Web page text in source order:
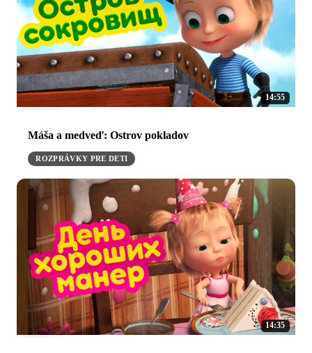
14:55
Máša a medveď: Ostrov pokladov
ROZPRÁVKY PRE DETI
14:35